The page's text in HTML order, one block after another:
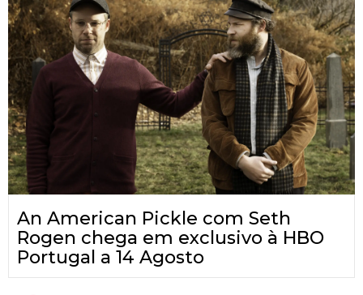
An American Pickle com Seth
Rogen chega em exclusivo à HBO
Portugal a 14 Agosto